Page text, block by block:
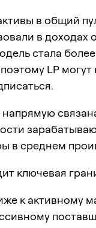
в общий
в доходах
стала
LP
в среднем
ключевая
к активному